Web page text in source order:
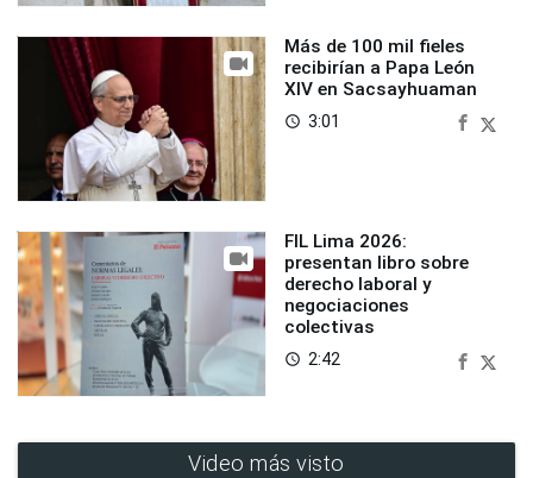
Más de 100 mil fieles
recibirían a Papa León
XIV en Sacsayhuaman
access_time 3:01
FIL Lima 2026:
presentan libro sobre
derecho laboral y
negociaciones
colectivas
access_time 2:42
Video más visto